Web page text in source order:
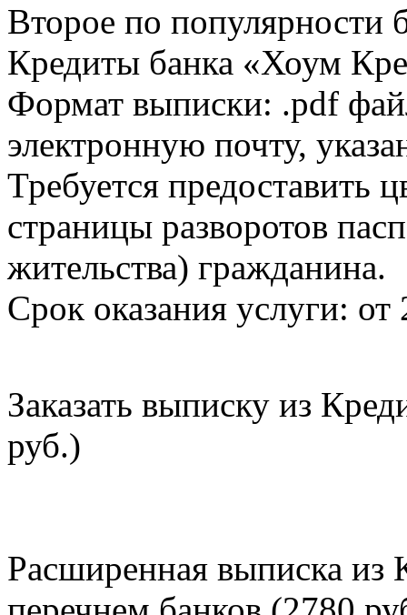
Второе по популярности
Кредиты банка «Хоум
Формат выписки: .pdf
электронную почту,
Требуется предоставить
страницы разворотов
жительства) гражданина.
Срок оказания услуги: от
Заказать выписку из
руб.)
Расширенная выписка из